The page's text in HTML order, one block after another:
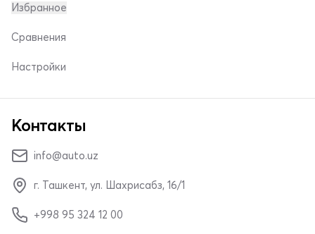
Избранное
Сравнения
Настройки
Контакты
info@auto.uz
г. Ташкент, ул. Шахрисабз, 16/1
+998 95 324 12 00